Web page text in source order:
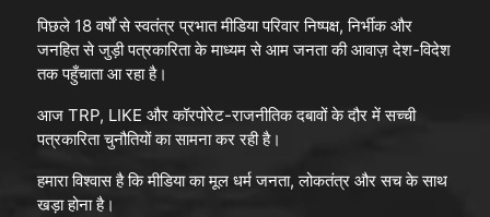
पिछले 18 वर्षों से स्वतंत्र प्रभात मीडिया परिवार निष्पक्ष, निर्भीक और
जनहित से जुड़ी पत्रकारिता के माध्यम से आम जनता की आवाज़ देश-विदेश
तक पहुँचाता आ रहा है।
आज TRP, LIKE और कॉरपोरेट-राजनीतिक दबावों के दौर में सच्ची
पत्रकारिता चुनौतियों का सामना कर रही है।
हमारा विश्वास है कि मीडिया का मूल धर्म जनता, लोकतंत्र और सच के साथ
खड़ा होना है।